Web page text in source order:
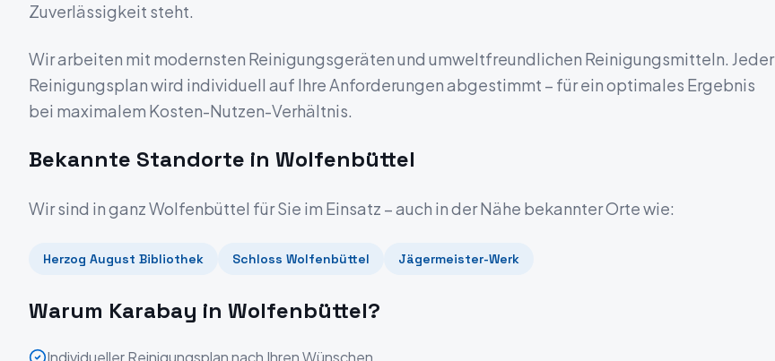
Zuverlässigkeit steht.
Wir arbeiten mit modernsten Reinigungsgeräten und umweltfreundlichen Reinigungsmitteln. Jeder
Reinigungsplan wird individuell auf Ihre Anforderungen abgestimmt – für ein optimales Ergebnis
bei maximalem Kosten-Nutzen-Verhältnis.
Bekannte Standorte in Wolfenbüttel
Wir sind in ganzWolfenbüttel für Sie im Einsatz – auch in der Nähe bekannter Orte wie:
Herzog August Bibliothek Schloss Wolfenbüttel Jägermeister-Werk
Warum Karabay in Wolfenbüttel?
Individueller Reinigungsplan nach Ihren Wünschen